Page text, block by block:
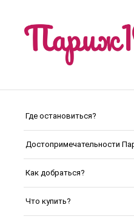
Где остановиться?
Достопримечательности
Как добраться?
Что купить?